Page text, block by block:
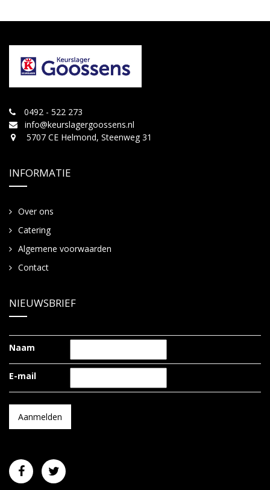
0492 - 522 273
info@keurslagergoossens.nl
5707 CE Helmond, Steenweg 31
INFORMATIE
Over ons
Catering
Algemene voorwaarden
Contact
NIEUWSBRIEF
Naam
E-mail